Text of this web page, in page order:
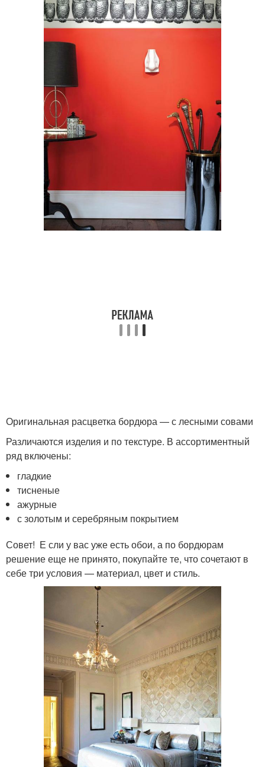
Оригинальная расцветка бордюра — с лесными совами
Различаются изделия и по текстуре. В ассортиментный
ряд включены:
гладкие
тисненые
ажурные
с золотым и серебряным покрытием
Совет! Е сли у вас уже есть обои, а по бордюрам
решение еще не принято, покупайте те, что сочетают в
себе три условия — материал, цвет и стиль.